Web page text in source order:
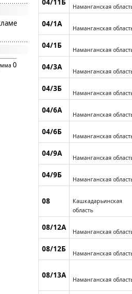
0
04/11Б Наманганская
04/1А Наманганская
04/1Б Наманганская
04/3А Наманганская
04/3Б Наманганская
04/6А Наманганская
04/6Б Наманганская
04/9А Наманганская
04/9Б Наманганская
08
Кашкадарьинская
область
08/12А Наманганская
08/12Б Наманганская
08/13А Наманганская